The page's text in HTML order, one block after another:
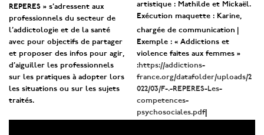
REPERES » s’adressent aux
professionnels du secteur de
l’addictologie et de la santé
avec pour objectifs de partager
et proposer des infos pour agir,
d’aiguiller les professionnels
sur les pratiques à adopter lors
les situations ou sur les sujets
traités.
artistique : Mathilde et Mickaël.
Exécution maquette : Karine,
chargée de communication |
Exemple : « Addictions et
violence faites aux femmes »
:https://addictions-
france.org/datafolder/uploads/2
022/03/F-.-REPERES-Les-
competences-
psychosociales.pdf|